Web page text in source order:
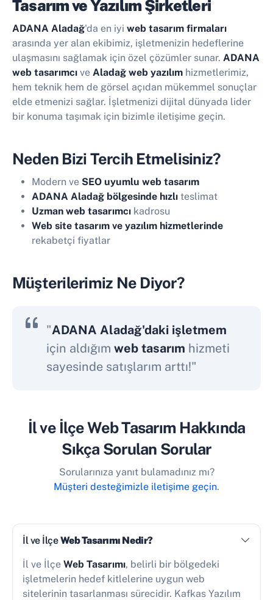
Tasarım ve Yazılım Şirketleri
ADANA Aladağ'da en iyi web tasarım firmaları
arasında yer alan ekibimiz, işletmenizin hedeflerine
ulaşmasını sağlamak için özel çözümler sunar. ADANA
web tasarımcı ve Aladağ web yazılım hizmetlerimiz,
hem teknik hem de görsel açıdan mükemmel sonuçlar
elde etmenizi sağlar. İşletmenizi dijital dünyada lider
bir konuma taşımak için bizimle iletişime geçin.
Neden Bizi Tercih Etmelisiniz?
Modern ve SEO uyumlu web tasarım
ADANA Aladağ bölgesinde hızlı teslimat
Uzman web tasarımcı kadrosu
Web site tasarım ve yazılım hizmetlerinde
rekabetçi fiyatlar
Müşterilerimiz Ne Diyor?
"ADANA Aladağ'daki işletmem
için aldığım web tasarım hizmeti
sayesinde satışlarım arttı!"
İl ve İlçe Web Tasarım Hakkında
Sıkça Sorulan Sorular
Sorularınıza yanıt bulamadınız mı?
Müşteri desteğimizle iletişime geçin.
İl ve İlçeWeb Tasarımı Nedir?
İl ve İlçe Web Tasarımı, belirli bir bölgedeki
işletmelerin hedef kitlelerine uygun web
sitelerinin tasarlanması sürecidir. Kafkas Yazılım